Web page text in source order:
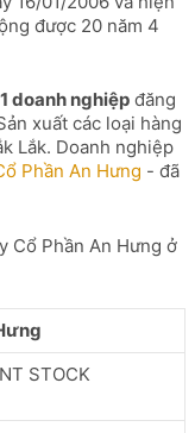
được 20 năm 4
1 doanh nghiệp đăng
xuất các loại hàng
Lắk. Doanh nghiệp
Phần An Hưng - đã
Cổ Phần An Hưng ở
STOCK